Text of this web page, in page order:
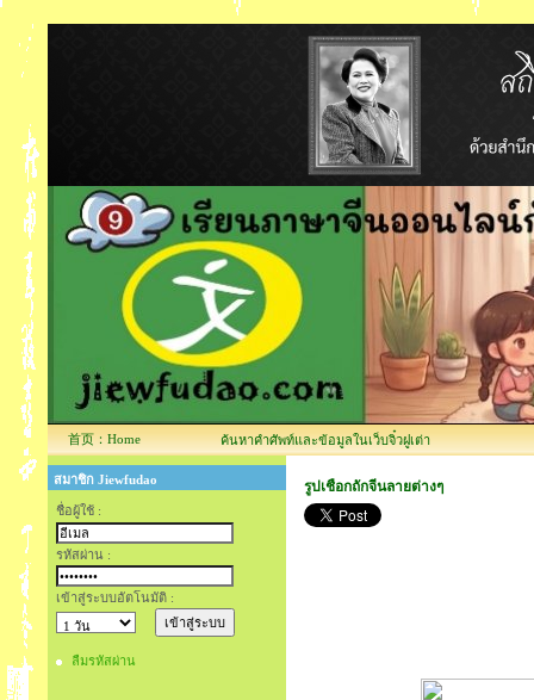
首页：Home ค้นหาคำศัพท์และข้อมูลในเว็บจิ๋วฝูเต่า
สมาชิก Jiewfudao
ชื่อผู้ใช้ :
รหัสผ่าน :
เข้าสู่ระบบอัตโนมัติ :
ลืมรหัสผ่าน
รูปเชือกถักจีนลายต่างๆ